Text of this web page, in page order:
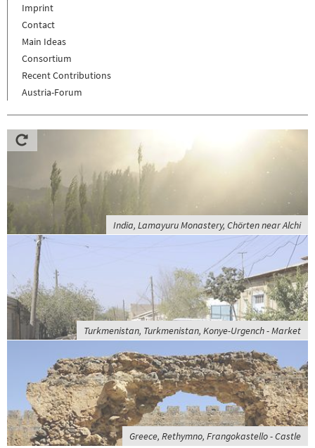
Imprint
Contact
Main Ideas
Consortium
Recent Contributions
Austria-Forum
India, Lamayuru Monastery, Chörten near Alchi
Turkmenistan, Turkmenistan, Konye-Urgench - Market
Greece, Rethymno, Frangokastello - Castle